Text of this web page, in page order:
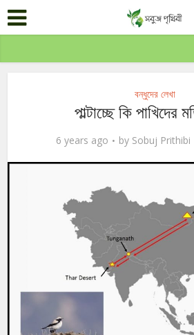
বন্ধুদের লেখা
পাল্টাচ্ছে কি পাখিদের
6 years ago by Sobuj Prithibi